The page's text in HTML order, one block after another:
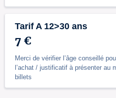
Tarif A 12>30 ans
7 €
Merci de vérifier l’âge conseillé
l’achat / justificatif à présenter au
billets